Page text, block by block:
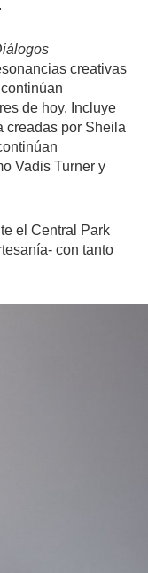
creativas
de hoy. Incluye
creadas por Sheila
Vadis Turner y
el Central Park
con tanto